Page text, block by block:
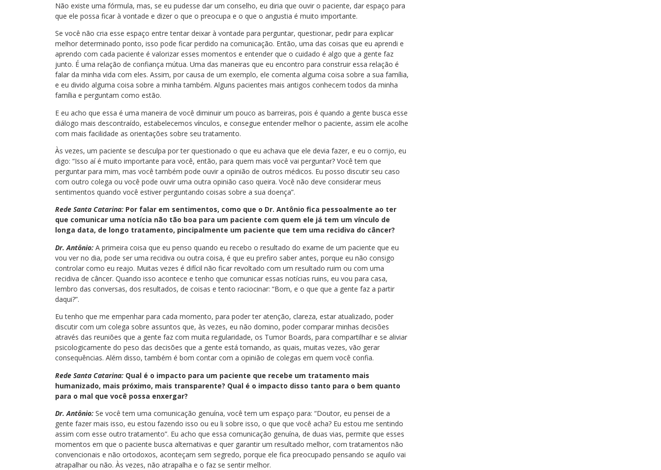
Não existe uma fórmula, mas, se eu pudesse dar um conselho, eu diria que ouvir o paciente, dar espaço para
que ele possa ficar à vontade e dizer o que o preocupa e o que o angustia é muito importante.
Se você não cria esse espaço entre tentar deixar à vontade para perguntar, questionar, pedir para explicar
melhor determinado ponto, isso pode ficar perdido na comunicação. Então, uma das coisas que eu aprendi e
aprendo com cada paciente é valorizar esses momentos e entender que o cuidado é algo que a gente faz
junto. É uma relação de confiança mútua. Uma das maneiras que eu encontro para construir essa relação é
falar da minha vida com eles. Assim, por causa de um exemplo, ele comenta alguma coisa sobre a sua família,
e eu divido alguma coisa sobre a minha também. Alguns pacientes mais antigos conhecem todos da minha
família e perguntam como estão.
E eu acho que essa é uma maneira de você diminuir um pouco as barreiras, pois é quando a gente busca esse
diálogo mais descontraído, estabelecemos vínculos, e consegue entender melhor o paciente, assim ele acolhe
com mais facilidade as orientações sobre seu tratamento.
Às vezes, um paciente se desculpa por ter questionado o que eu achava que ele devia fazer, e eu o corrijo, eu
digo: “Isso aí é muito importante para você, então, para quem mais você vai perguntar? Você tem que
perguntar para mim, mas você também pode ouvir a opinião de outros médicos. Eu posso discutir seu caso
com outro colega ou você pode ouvir uma outra opinião caso queira. Você não deve considerar meus
sentimentos quando você estiver perguntando coisas sobre a sua doença”.
Rede Santa Catarina: Por falar em sentimentos, como que o Dr. Antônio fica pessoalmente ao ter
que comunicar uma notícia não tão boa para um paciente com quem ele já tem um vínculo de
longa data, de longo tratamento, pincipalmente um paciente que tem uma recidiva do câncer?
Dr. Antônio: A primeira coisa que eu penso quando eu recebo o resultado do exame de um paciente que eu
vou ver no dia, pode ser uma recidiva ou outra coisa, é que eu prefiro saber antes, porque eu não consigo
controlar como eu reajo. Muitas vezes é difícil não ficar revoltado com um resultado ruim ou com uma
recidiva de câncer. Quando isso acontece e tenho que comunicar essas notícias ruins, eu vou para casa,
lembro das conversas, dos resultados, de coisas e tento raciocinar: “Bom, e o que que a gente faz a partir
daqui?”.
Eu tenho que me empenhar para cada momento, para poder ter atenção, clareza, estar atualizado, poder
discutir com um colega sobre assuntos que, às vezes, eu não domino, poder comparar minhas decisões
através das reuniões que a gente faz com muita regularidade, os Tumor Boards, para compartilhar e se aliviar
psicologicamente do peso das decisões que a gente está tomando, as quais, muitas vezes, vão gerar
consequências. Além disso, também é bom contar com a opinião de colegas em quem você confia.
Rede Santa Catarina: Qual é o impacto para um paciente que recebe um tratamento mais
humanizado, mais próximo, mais transparente? Qual é o impacto disso tanto para o bem quanto
para o mal que você possa enxergar?
Dr. Antônio: Se você tem uma comunicação genuína, você tem um espaço para: “Doutor, eu pensei de a
gente fazer mais isso, eu estou fazendo isso ou eu li sobre isso, o que que você acha? Eu estou me sentindo
assim com esse outro tratamento”. Eu acho que essa comunicação genuína, de duas vias, permite que esses
momentos em que o paciente busca alternativas e quer garantir um resultado melhor, com tratamentos não
convencionais e não ortodoxos, aconteçam sem segredo, porque ele fica preocupado pensando se aquilo vai
atrapalhar ou não. Às vezes, não atrapalha e o faz se sentir melhor.